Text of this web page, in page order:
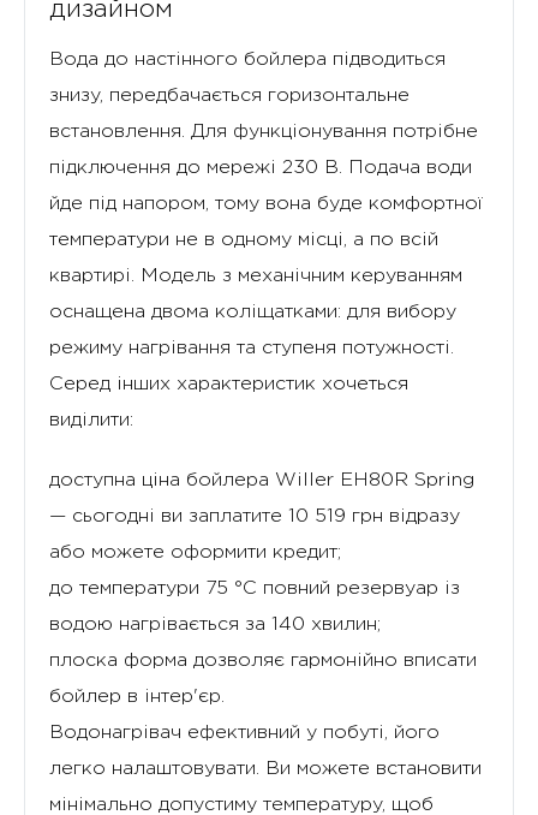
дизайном
Вода до настінного бойлера підводиться
знизу, передбачається горизонтальне
встановлення. Для функціонування потрібне
підключення до мережі 230 В. Подача води
йде під напором, тому вона буде комфортної
температури не в одному місці, а по всій
квартирі. Модель з механічним керуванням
оснащена двома коліщатками: для вибору
режиму нагрівання та ступеня потужності.
Серед інших характеристик хочеться
виділити:
доступна ціна бойлера Willer EH80R Spring
— сьогодні ви заплатите 10 519 грн відразу
або можете оформити кредит;
до температури 75 °C повний резервуар із
водою нагрівається за 140 хвилин;
плоска форма дозволяє гармонійно вписати
бойлер в інтер'єр.
Водонагрівач ефективний у побуті, його
легко налаштовувати. Ви можете встановити
мінімально допустиму температуру, щоб